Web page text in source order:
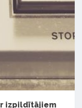
izpildītājiem